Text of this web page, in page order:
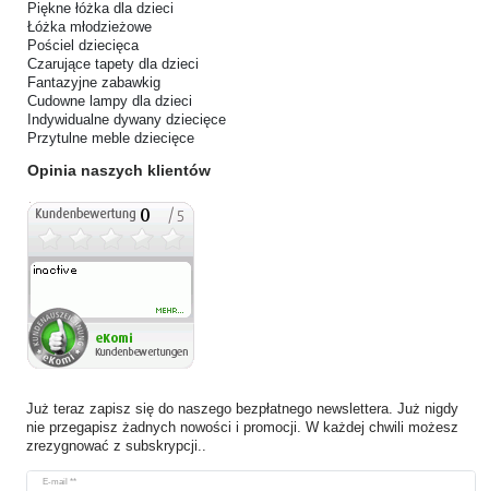
Piękne łóżka dla dzieci
Łóżka młodzieżowe
Pościel dziecięca
Czarujące tapety dla dzieci
Fantazyjne zabawkig
Cudowne lampy dla dzieci
Indywidualne dywany dziecięce
Przytulne meble dziecięce
Opinia naszych klientów
Już teraz zapisz się do naszego bezpłatnego newslettera. Już nigdy
nie przegapisz żadnych nowości i promocji. W każdej chwili możesz
zrezygnować z subskrypcji..
E-mail **
Ceres::Template.newsletterHoneypotLabel